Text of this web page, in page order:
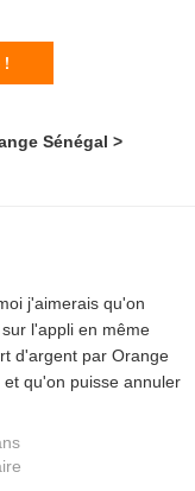
!
Sénégal
j'aimerais qu'on
l'appli en même
d'argent par Orange
qu'on puisse annuler